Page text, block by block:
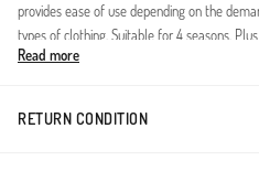
provides ease of use depending on the
types of clothing. Suitable for 4 seasons.
Deze speciaal ontworpen jurk combineert
van bescheiden mode. Dankzij de
stof, biedt het een elegantie die de hele
Read more
RETURN CONDITION